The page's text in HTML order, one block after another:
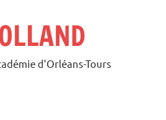
d'Orléans-Tours